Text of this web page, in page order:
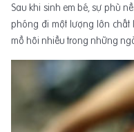
Sau khi sinh em bé, sự phù
phóng đi một lượng lớn chất
mồ hôi nhiều trong những